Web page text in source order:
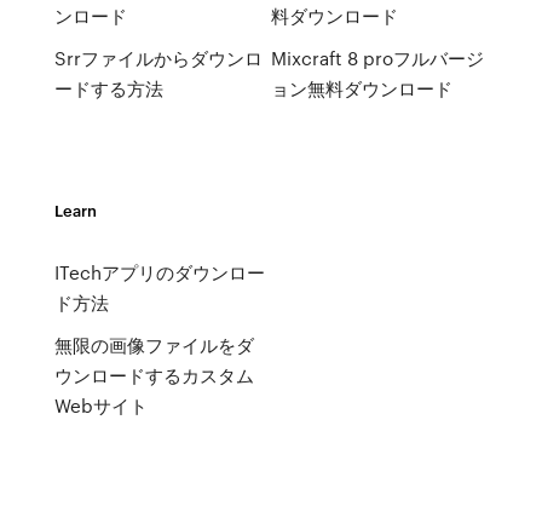
ンロード
Srrファイルからダウンロ
ードする方法
料ダウンロード
Mixcraft 8 proフルバージ
ョン無料ダウンロード
Learn
ITechアプリのダウンロー
ド方法
無限の画像ファイルをダ
ウンロードするカスタム
Webサイト